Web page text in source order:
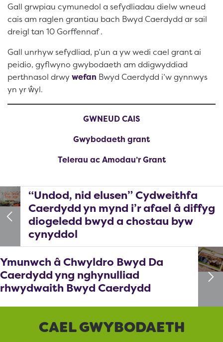
Gall grwpiau cymunedol a sefydliadau dielw wneud
cais am raglen grantiau bach Bwyd Caerdydd ar sail
dreigl tan 10 Gorffennaf .
Gall unrhyw sefydliad, p’un a yw wedi cael grant ai
peidio, gyflwyno gwybodaeth am ddigwyddiad
perthnasol drwywefan Bwyd Caerdydd i’w gynnwys
yn yr ŵyl.
GWNEUD CAIS
Gwybodaeth grant
Telerau ac Amodau’r Grant
“Undod, nid elusen” Cydweithfa
Caerdydd yn mynd i’r afael â diffyg
diogeledd bwyd a chostau byw
cynyddol
Ymunwch â Chwyldro Bwyd Da
Caerdydd yng nghynulliad
rhwydwaith Bwyd Caerdydd
CAEL GWYBODAETH